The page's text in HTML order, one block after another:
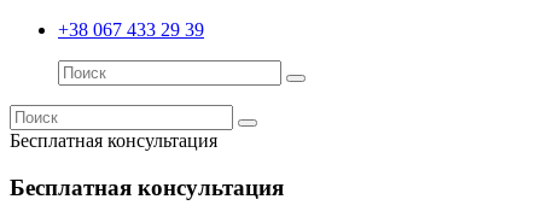
+38 067 433 29 39
Бесплатная консультация
Бесплатная консультация